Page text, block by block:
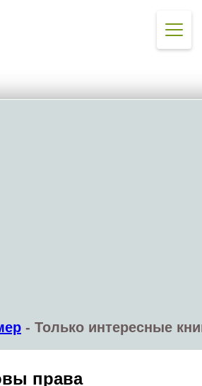
- Только интересные
права